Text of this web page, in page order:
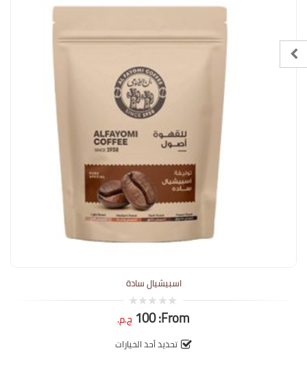
اسبيشيال سادة
0
out
5
From:
100 ج.م.
تحديد أحد الخيارات